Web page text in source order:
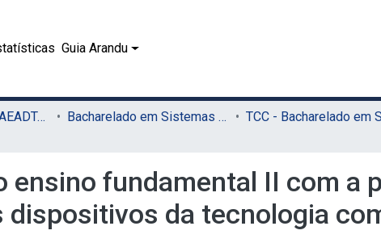
Guia Arandu
02.1 - Graduação (UAEADTec) Bacharelado em Sistemas de Informação (UAEADTec)
ensino fundamental II com a
dispositivos da tecnologia